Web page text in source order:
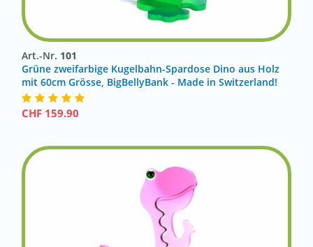
Art.-Nr. 101
Grüne zweifarbige Kugelbahn-Spardose Dino aus Holz
mit 60cm Grösse, BigBellyBank - Made in Switzerland!
CHF 159.90